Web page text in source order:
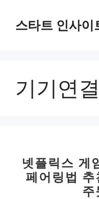
스타트 인사이
기기연결
넷플릭스 게
페어링법 추
주